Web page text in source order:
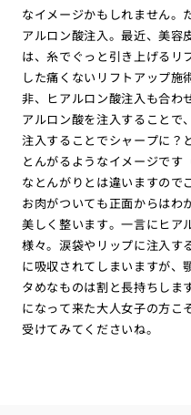
なイメージかもしれません。
アルロン酸注入。最近、美容
は、糸でぐっと引き上げるリ
した痛くないリフトアップ
非、ヒアルロン酸注入も合わ
アルロン酸を注入することで
注入することでシャープに？
とんがるようなイメージです
なとんがりとは違いますので
お肉がついても正面からはわ
美しく整います。一言にヒア
様々。涙袋やリップに注入す
に吸収されてしまいますが、
タめなものは割と長持ちしま
になって来た大人女子の方こ
受けてみてくださいね。